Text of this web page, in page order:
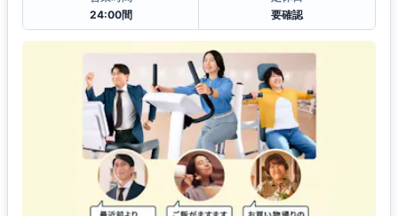
24:00間
要確認